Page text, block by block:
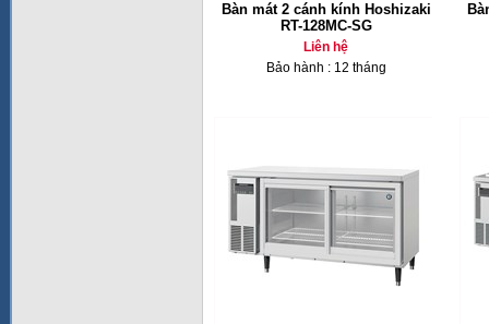
Bàn mát 2 cánh kính Hoshizaki
RT-128MC-SG
Liên hệ
Bảo hành : 12 tháng